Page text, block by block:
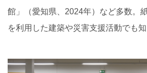
館」（愛知県、 2024年）など多数。
を利用した建築や災害支援活動でも知